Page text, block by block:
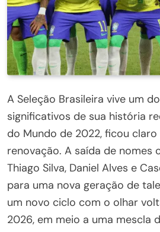
A Seleção Brasileira vive um
significativos de sua história
do Mundo de 2022, ficou
renovação. A saída de nomes
Thiago Silva, Daniel Alves e
para uma nova geração de
um novo ciclo com o olhar
2026, em meio a uma mescla